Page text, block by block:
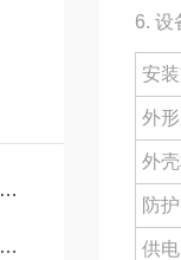
6. 设
安
外
外
防
供电